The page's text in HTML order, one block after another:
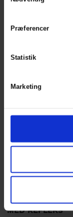
Præferencer
Statistik
Marketing
Jakke ekstra
Colors:
med refleks